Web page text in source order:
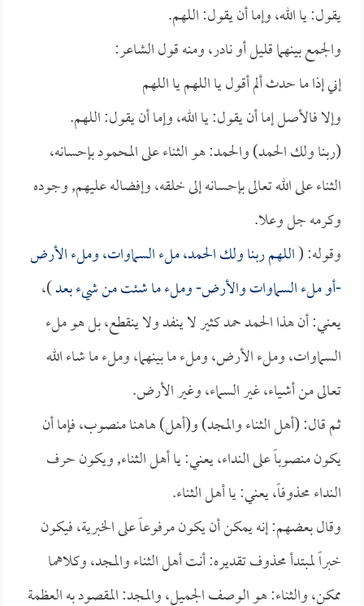
يقول: يا الله، وإما أن يقول: اللهم.
والجمع بينهما قليل أو نادر، ومنه قول الشاعر:
إني إذا ما حدث ألم أقول يا اللهم يا اللهم
وإلا فالأصل إما أن يقول: يا الله، وإما أن يقول: اللهم.
(ربنا ولك الحمد) والحمد: هو الثناء على المحمود بإحسانه،
الثناء على الله تعالى بإحسانه إلى خلقه، وإفضاله عليهم, وجوده
وكرمه جل وعلا.
وقوله: (اللهم ربنا ولك الحمد، ملء السماوات، وملء الأرض
-أو ملء السماوات والأرض- وملء ما شئت من شيء بعد)،
يعني: أن هذا الحمد حمد كثير لا ينفد ولا ينقطع، بل هو ملء
السماوات، وملء الأرض، وملء ما بينهما، وملء ما شاء الله
تعالى من أشياء، غير السماء، وغير الأرض.
ثم قال: (أهل الثناء والمجد) و(أهل) هاهنا منصوب، فإما أن
يكون منصوباً على النداء، يعني: يا أهل الثناء, ويكون حرف
النداء محذوفاً، يعني: يا أهل الثناء.
وقال بعضهم: إنه يمكن أن يكون مرفوعاً على الخبرية، فيكون
خبراً لمبتدأ محذوف تقديره: أنت أهل الثناء والمجد، وكلاهما
ممكن، والثناء: هو الوصف الجميل، والمجد: المقصود به العظمة